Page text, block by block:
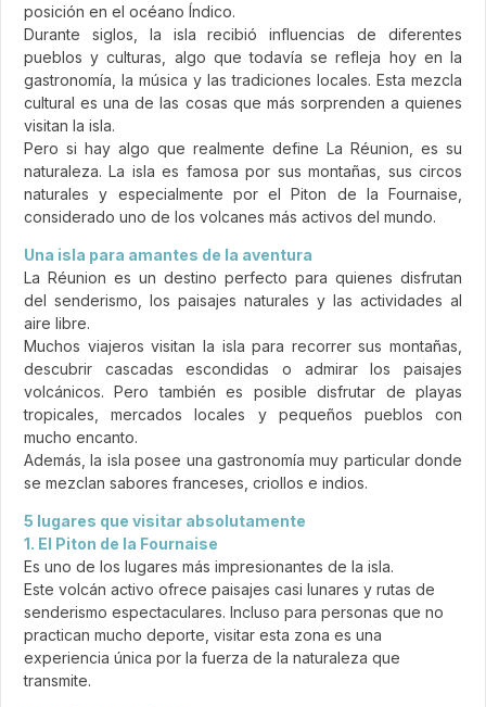
posición en el océano Índico.
Durante siglos, la isla recibió influencias de diferentes
pueblos y culturas, algo que todavía se refleja hoy en la
gastronomía, la música y las tradiciones locales. Esta mezcla
cultural es una de las cosas que más sorprenden a quienes
visitan la isla.
Pero si hay algo que realmente define La Réunion, es su
naturaleza. La isla es famosa por sus montañas, sus circos
naturales y especialmente por el Piton de la Fournaise,
considerado uno de los volcanes más activos del mundo.
Una isla para amantes de la aventura
La Réunion es un destino perfecto para quienes disfrutan
del senderismo, los paisajes naturales y las actividades al
aire libre.
Muchos viajeros visitan la isla para recorrer sus montañas,
descubrir cascadas escondidas o admirar los paisajes
volcánicos. Pero también es posible disfrutar de playas
tropicales, mercados locales y pequeños pueblos con
mucho encanto.
Además, la isla posee una gastronomía muy particular donde
se mezclan sabores franceses, criollos e indios.
5 lugares que visitar absolutamente
1. El Piton de la Fournaise
Es uno de los lugares más impresionantes de la isla.
Este volcán activo ofrece paisajes casi lunares y rutas de
senderismo espectaculares. Incluso para personas que no
practican mucho deporte, visitar esta zona es una
experiencia única por la fuerza de la naturaleza que
transmite.